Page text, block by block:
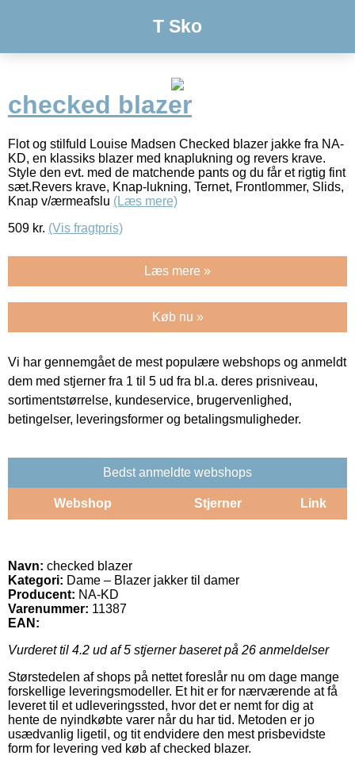
T Sko
checked blazer
Flot og stilfuld Louise Madsen Checked blazer jakke fra NA-
KD, en klassiks blazer med knaplukning og revers krave.
Style den evt. med de matchende pants og du får et rigtig fint
sæt.Revers krave, Knap-lukning, Ternet, Frontlommer, Slids,
Knap v/ærmeafslu (Læs mere)
509 kr. (Vis fragtpris)
Læs mere »
Køb nu »
Vi har gennemgået de mest populære webshops og anmeldt
dem med stjerner fra 1 til 5 ud fra bl.a. deres prisniveau,
sortimentstørrelse, kundeservice, brugervenlighed,
betingelser, leveringsformer og betalingsmuligheder.
Bedst anmeldte webshops
Webshop Stjerner Link
Navn: checked blazer
Kategori: Dame – Blazer jakker til damer
Producent: NA-KD
Varenummer: 11387
EAN:
Vurderet til 4.2 ud af 5 stjerner baseret på 26 anmeldelser
Størstedelen af shops på nettet foreslår nu om dage mange
forskellige leveringsmodeller. Et hit er for nærværende at få
leveret til et udleveringssted, hvor det er nemt for dig at
hente de nyindkøbte varer når du har tid. Metoden er jo
usædvanlig ligetil, og tit endvidere den mest prisbevidste
form for levering ved køb af checked blazer.